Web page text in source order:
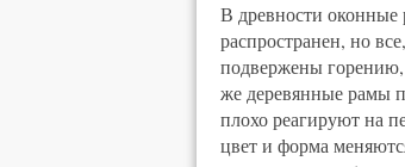
В древности оконные
распространен, но
подвержены горению,
же деревянные рамы
плохо реагируют на
цвет и форма